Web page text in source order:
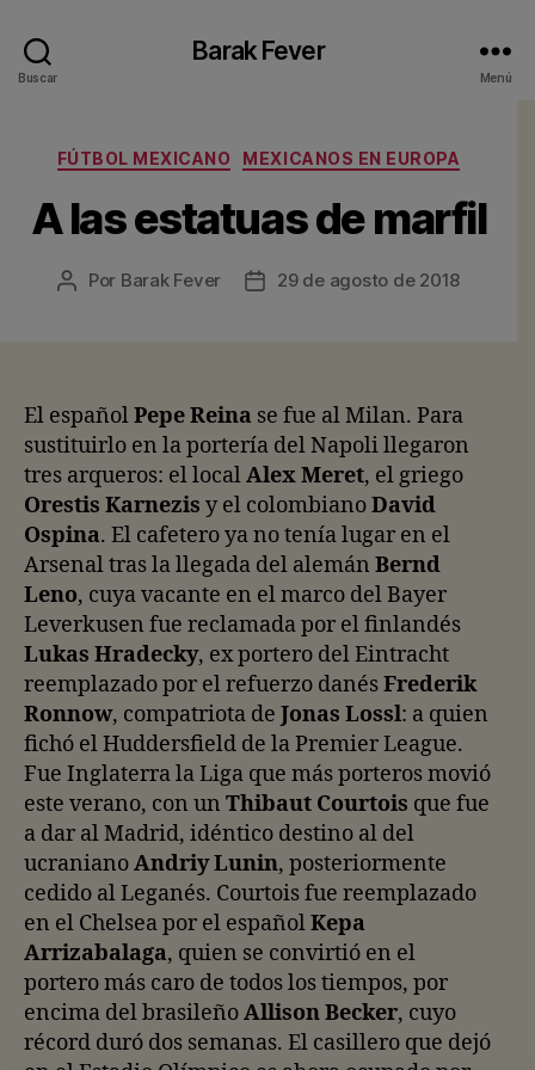
Buscar
Barak Fever
Menú
Categorías
FÚTBOL MEXICANO MEXICANOS EN EUROPA
A las estatuas de marfil
Autor
Por Barak Fever
Fecha29 de agosto de 2018
El españolPepe Reina se fue al Milan. Para
sustituirlo en la portería del Napoli llegaron
tres arqueros: el localAlex Meret, el griego
Orestis Karnezis y el colombianoDavid
Ospina. El cafetero ya no tenía lugar en el
Arsenal tras la llegada del alemán Bernd
Leno, cuya vacante en el marco del Bayer
Leverkusen fue reclamada por el finlandés
Lukas Hradecky, ex portero del Eintracht
reemplazado por el refuerzo danésFrederik
Ronnow, compatriota de Jonas Lossl: a quien
fichó el Huddersfield de la Premier League.
Fue Inglaterra la Liga que más porteros movió
este verano, con un Thibaut Courtois que fue
a dar al Madrid, idéntico destino al del
ucranianoAndriy Lunin, posteriormente
cedido al Leganés. Courtois fue reemplazado
en el Chelsea por el españolKepa
Arrizabalaga, quien se convirtió en el
portero más caro de todos los tiempos, por
encima del brasileñoAllison Becker, cuyo
récord duró dos semanas. El casillero que dejó